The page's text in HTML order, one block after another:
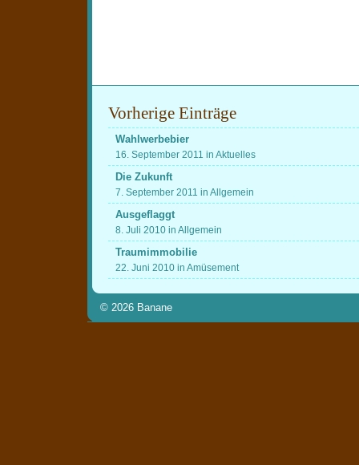
Vorherige Einträge
Wahlwerbebier
16. September 2011 in Aktuelles
Die Zukunft
7. September 2011 in Allgemein
Ausgeflaggt
8. Juli 2010 in Allgemein
Traumimmobilie
22. Juni 2010 in Amüsement
© 2026 Banane